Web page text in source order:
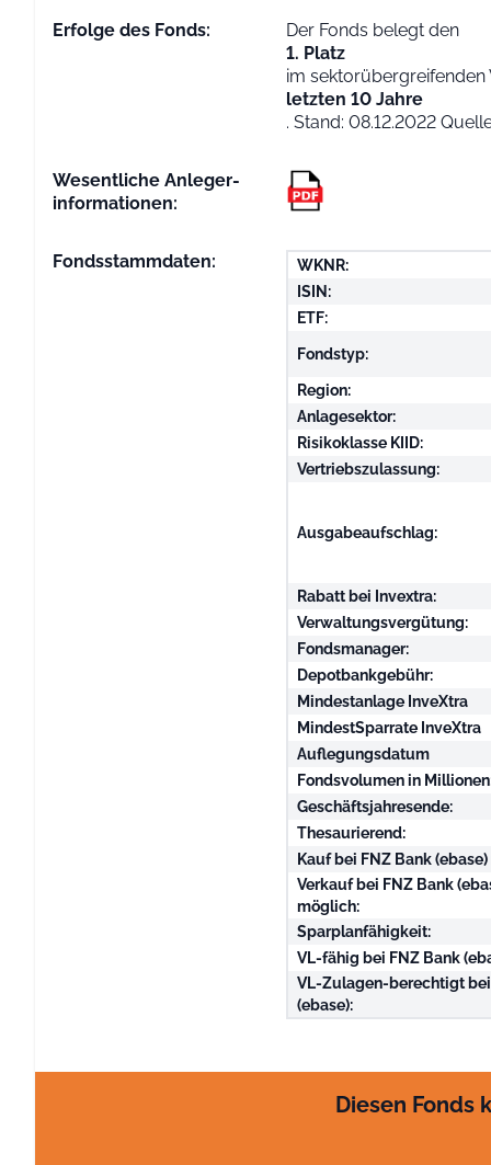
Erfolge des Fonds:
Der Fonds belegt den
1. Platz
im sektorübergreifenden
letzten 10 Jahre
. Stand: 08.12.2022
Wesentliche Anleger­
informationen:
Fondsstammdaten: WKNR:
ISIN:
ETF:
Fondstyp:
Region:
Anlagesektor:
Risikoklasse KIID:
Vertriebszulassung:
Ausgabeaufschlag:
Rabatt bei Invextra:
Verwaltungsvergütung:
Fondsmanager:
Depotbankgebühr:
Mindestanlage InveXtra
MindestSparrate InveXtra
Auflegungsdatum
Fondsvolumen in
Geschäftsjahresende:
Thesaurierend:
Kauf bei FNZ Bank
Verkauf bei FNZ Bank
möglich:
Sparplanfähigkeit:
VL-fähig bei FNZ Bank
VL-Zulagen-berechtigt
(ebase):
Diesen Fonds